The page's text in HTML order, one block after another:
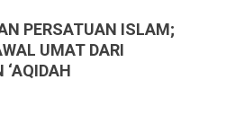
PERSATUAN ISLAM;
UMAT DARI
‘AQIDAH